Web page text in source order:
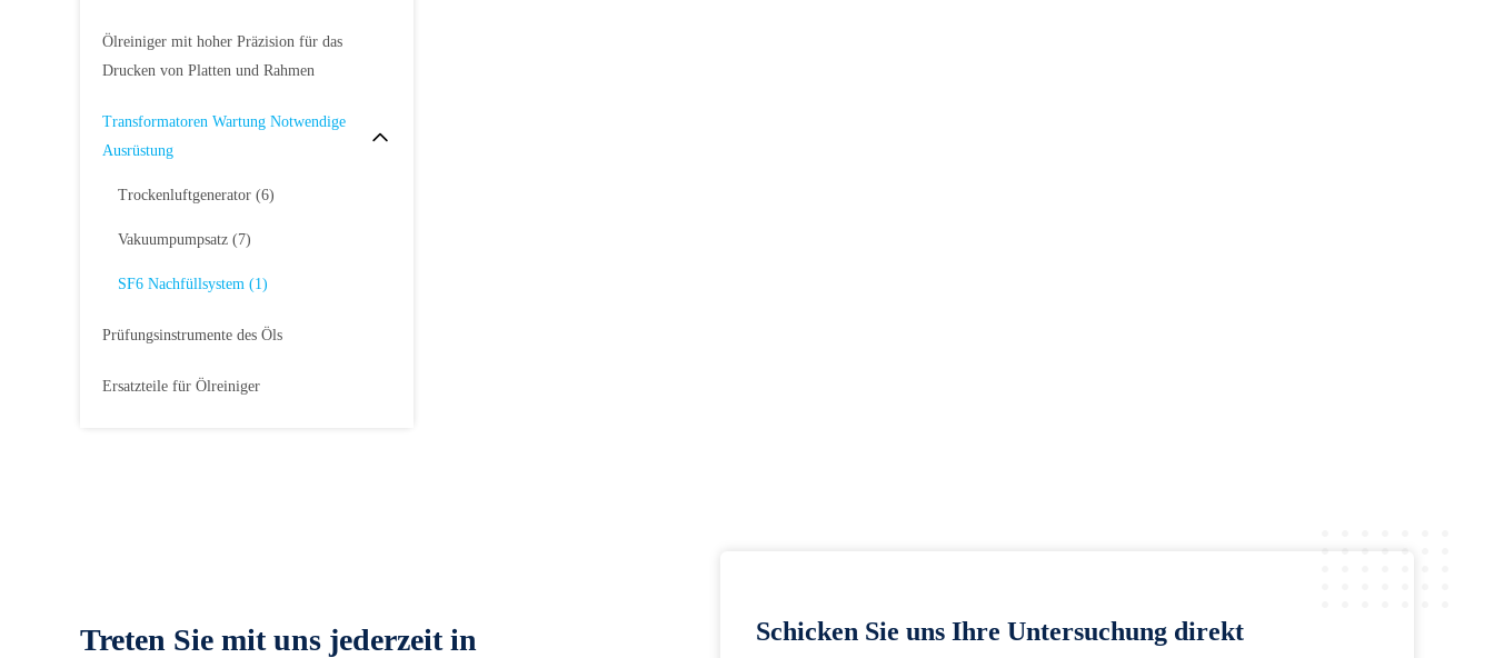
Ölreiniger mit hoher Präzision für das
Drucken von Platten und Rahmen
Transformatoren Wartung Notwendige
Ausrüstung
Trockenluftgenerator (6)
Vakuumpumpsatz (7)
SF6 Nachfüllsystem (1)
Prüfungsinstrumente des Öls
Ersatzteile für Ölreiniger
Treten Sie mit uns jederzeit in
Schicken Sie uns Ihre Untersuchung direkt